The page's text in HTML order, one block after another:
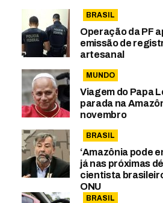
BRASIL
Operação da PF
emissão de
artesanal
MUNDO
Viagem do Papa
parada na
novembro
BRASIL
‘Amazônia pode
já nas próximas
cientista
ONU
BRASIL